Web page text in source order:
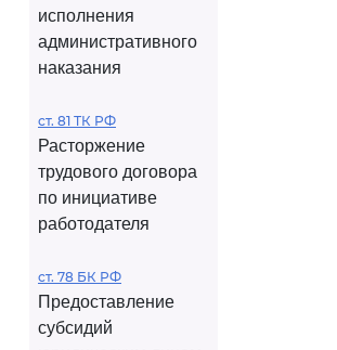
исполнения
административного
наказания
ст. 81 ТК РФ
Расторжение
трудового договора
по инициативе
работодателя
ст. 78 БК РФ
Предоставление
субсидий